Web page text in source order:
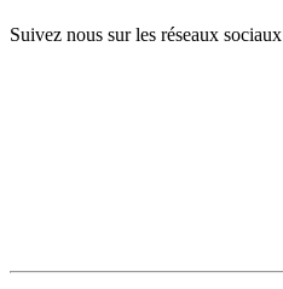
Suivez nous sur les réseaux sociaux